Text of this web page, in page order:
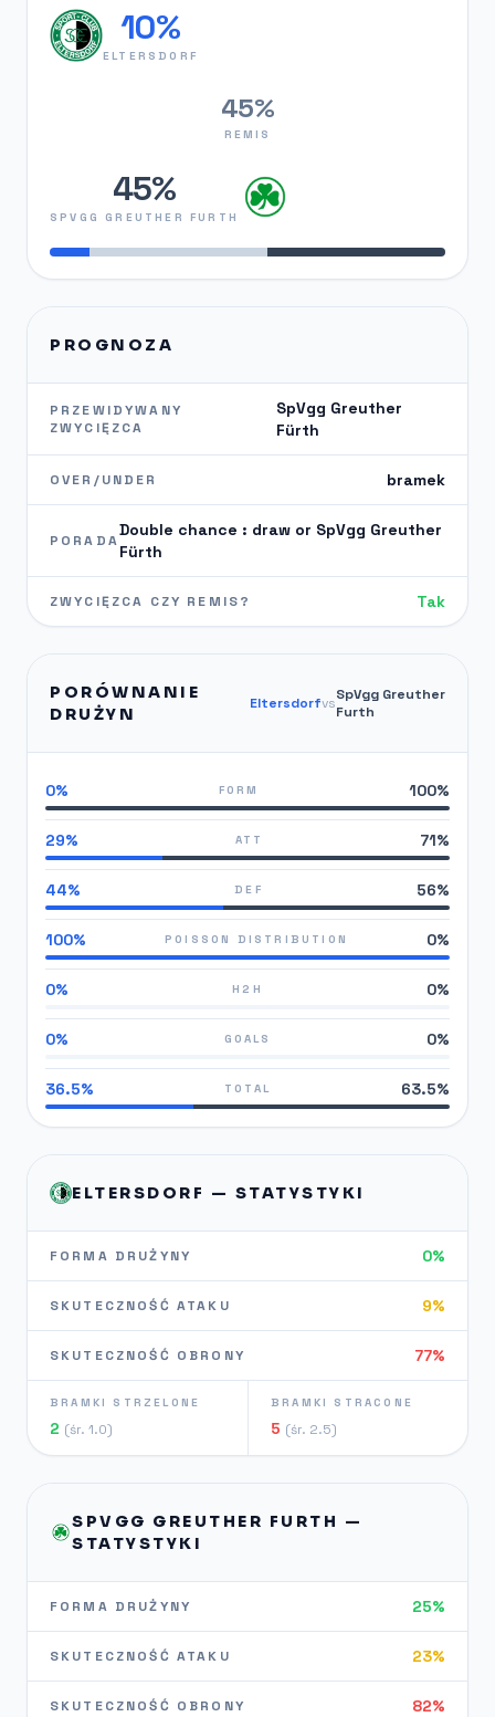
10%
ELTERSDORF
45%
REMIS
45%
SPVGG GREUTHER FURTH
PROGNOZA
PRZEWIDYWANY
ZWYCIĘZCA
SpVgg Greuther
Fürth
OVER/UNDER bramek
PORADA
Double chance : draw or SpVgg Greuther
Fürth
ZWYCIĘZCA CZY REMIS? Tak
PORÓWNANIE
DRUŻYN
EltersdorfvsSpVgg Greuther
Furth
0% FORM 100%
29% ATT 71%
44% DEF 56%
100% POISSON DISTRIBUTION 0%
0% H2H 0%
0% GOALS 0%
36.5% TOTAL 63.5%
ELTERSDORF — STATYSTYKI
FORMA DRUŻYNY 0%
SKUTECZNOŚĆ ATAKU 9%
SKUTECZNOŚĆ OBRONY 77%
BRAMKI STRZELONE
2 (śr. 1.0)
BRAMKI STRACONE
5 (śr. 2.5)
SPVGG GREUTHER FURTH —
STATYSTYKI
FORMA DRUŻYNY 25%
SKUTECZNOŚĆ ATAKU 23%
SKUTECZNOŚĆ OBRONY 82%